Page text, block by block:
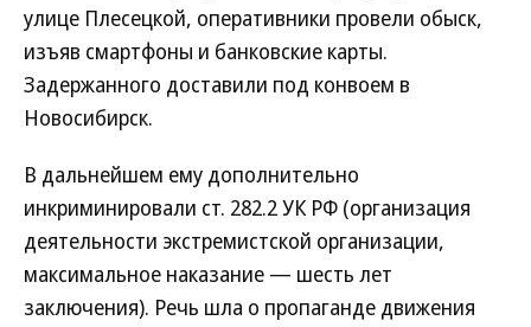
улице Плесецкой, оперативники провели обыск,
изъяв смартфоны и банковские карты.
Задержанного доставили под конвоем в
Новосибирск.
В дальнейшем ему дополнительно
инкриминировали ст. 282.2 УК РФ (организация
деятельности экстремистской организации,
максимальное наказание — шесть лет
заключения). Речь шла о пропаганде движения